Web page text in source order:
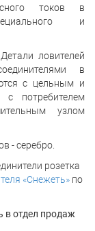
токов в
и
ловителей
в
с цельным и
потребителем
узлом
- серебро.
розетка
«Снежеть» по
в отдел продаж